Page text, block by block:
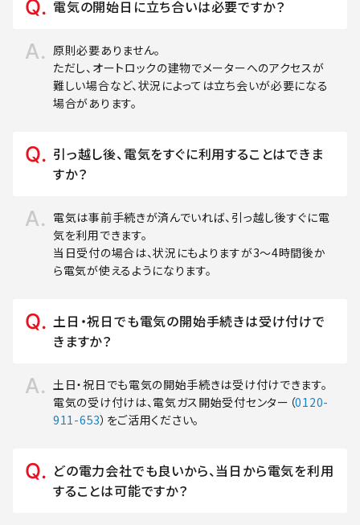
電気の開始日に立ち合いは必要ですか？
原則必要ありません。
ただし、オートロックの建物でメーターへのアクセスが
難しい場合など、状況によっては立ち会いが必要になる
場合があります。
引っ越し後、電気をすぐに利用することはできま
すか？
電気は事前手続きが済んでいれば、引っ越し後すぐに電
気を利用できます。
当日受付の場合は、状況にもよりますが3～4時間後か
ら電気が使えるようになります。
土日・祝日でも電気の開始手続きは受け付けで
きますか？
土日・祝日でも電気の開始手続きは受け付けできます。
電気の受け付けは、電気ガス開始受付センター（0120-
911-653）をご活用ください。
どの電力会社でも良いから、当日から電気を利用
することは可能ですか？